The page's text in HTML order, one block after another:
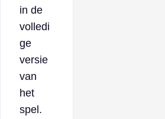
in de
volledi
ge
versie
van
het
spel.